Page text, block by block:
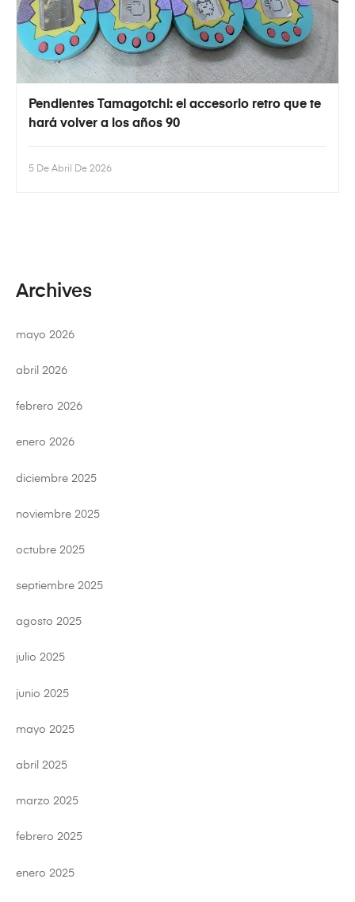
Pendientes Tamagotchi: el accesorio retro que te
hará volver a los años 90
5 De Abril De 2026
Archives
mayo 2026
abril 2026
febrero 2026
enero 2026
diciembre 2025
noviembre 2025
octubre 2025
septiembre 2025
agosto 2025
julio 2025
junio 2025
mayo 2025
abril 2025
marzo 2025
febrero 2025
enero 2025